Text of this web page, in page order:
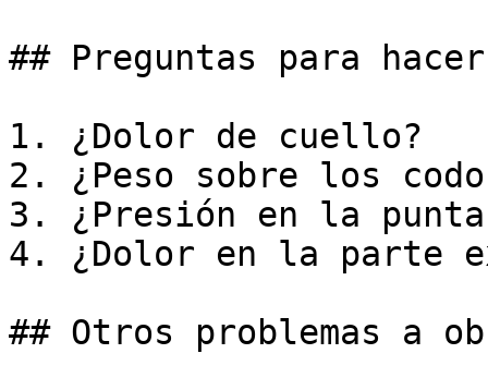
## Preguntas para
1. ¿Dolor de cuello?
2. ¿Peso sobre los
3. ¿Presión en la
4. ¿Dolor en la parte
## Otros problemas a